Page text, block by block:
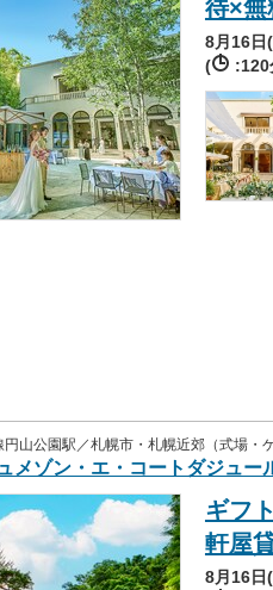
待×無
8月16日
(
:120
山公園駅／札幌市・札幌近郊（式場・
メゾン・エ・コートダジュー
ギフ
軒屋
8月16日